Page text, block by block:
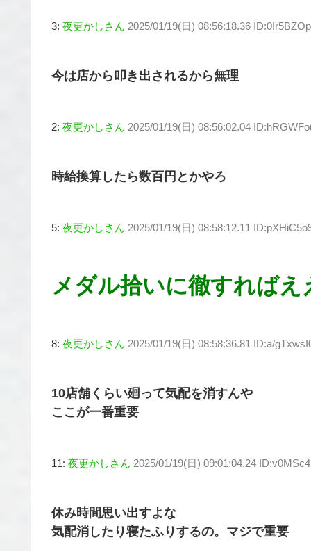
3: 夜更かしさん 2025/01/19(日) 08:56:18.36
今は店から叩き出されるから無理
2: 夜更かしさん 2025/01/19(日) 08:56:02.04
時給換算したら数百円とかやろ
5: 夜更かしさん 2025/01/19(日) 08:58:12.11
メダル拾いに徹すればえ
8: 夜更かしさん 2025/01/19(日) 08:58:36.81 ID:a/
10店舗くらい廻って気配を消すんや
ここが一番重要
11: 夜更かしさん 2025/01/19(日) 09:01:04.24
休み時間思い出すよな
気配消したり寝たふりするの。マジで重要